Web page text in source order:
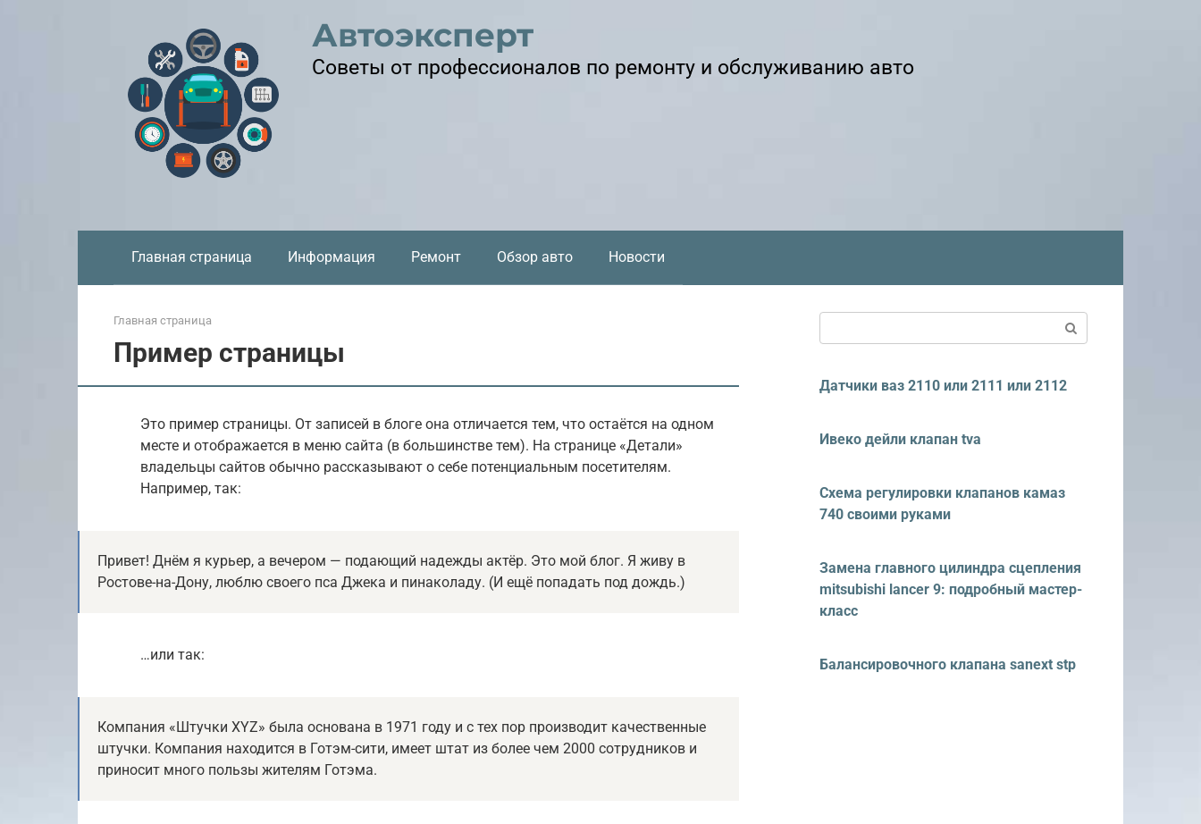
Автоэксперт
Советы от профессионалов по ремонту и обслуживанию авто
Главная страница Информация Ремонт Обзор авто Новости
Главная страница
Пример страницы
Это пример страницы. От записей в блоге она отличается тем, что остаётся на одном
месте и отображается в меню сайта (в большинстве тем). На странице «Детали»
владельцы сайтов обычно рассказывают о себе потенциальным посетителям.
Например, так:
Привет! Днём я курьер, а вечером — подающий надежды актёр. Это мой блог. Я живу в
Ростове-на-Дону, люблю своего пса Джека и пинаколаду. (И ещё попадать под дождь.)
…или так:
Компания «Штучки XYZ» была основана в 1971 году и с тех пор производит качественные
штучки. Компания находится в Готэм-сити, имеет штат из более чем 2000 сотрудников и
приносит много пользы жителям Готэма.
Датчики ваз 2110 или 2111 или 2112
Ивеко дейли клапан tva
Схема регулировки клапанов камаз
740 своими руками
Замена главного цилиндра сцепления
mitsubishi lancer 9: подробный мастер-
класс
Балансировочного клапана sanext stp